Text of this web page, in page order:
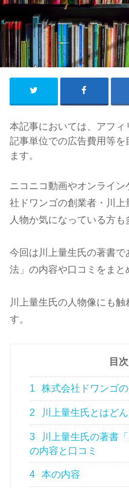
本記事においては、アフィ
記事単位での広告費用等
ます。
ニコニコ動画やオンライ
社ドワンゴの創業者・川
人物か気になっている方も
今回は川上量生氏の著書
法」の内容や口コミをまと
川上量生氏の人物像にも
す。
目次
1 株式会社ドワンゴ
2 川上量生氏とはど
3
川上量生氏の著書
の内容と口コミ
4 本の内容